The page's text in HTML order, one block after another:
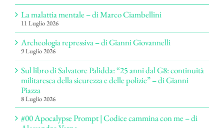
La malattia mentale – di Marco Ciambellini
11 Luglio 2026
Archeologia repressiva – di Gianni Giovannelli
9 Luglio 2026
Sul libro di Salvatore Palidda: “25 anni dal G8: continuità
militaresca della sicurezza e delle polizie” – di Gianni
Piazza
8 Luglio 2026
#00 Apocalypse Prompt | Codice cammina con me – di